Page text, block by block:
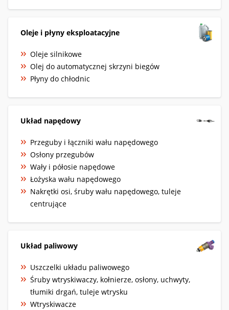
Oleje i płyny eksploatacyjne
Oleje silnikowe
Olej do automatycznej skrzyni biegów
Płyny do chłodnic
Układ napędowy
Przeguby i łączniki wału napędowego
Osłony przegubów
Wały i półosie napędowe
Łożyska wału napędowego
Nakrętki osi, śruby wału napędowego, tuleje
centrujące
Układ paliwowy
Uszczelki układu paliwowego
Śruby wtryskiwaczy, kołnierze, osłony, uchwyty,
tłumiki drgań, tuleje wtrysku
Wtryskiwacze